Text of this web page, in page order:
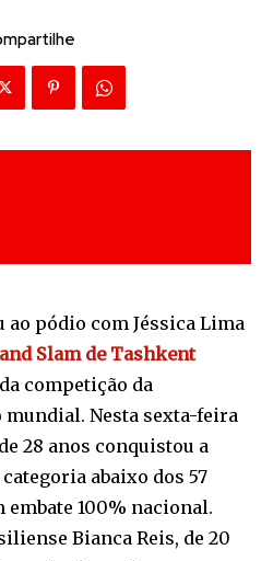
pódio com Jéssica Lima
Slam de Tashkent
competição da
Nesta sexta-feira
28 anos conquistou a
abaixo dos 57
100% nacional.
Bianca Reis, de 20